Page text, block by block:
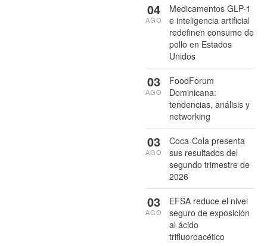
Medicamentos GLP-1
e inteligencia artificial
redefinen consumo de
pollo en Estados
Unidos
04
AGO
FoodForum
Dominicana:
tendencias, análisis y
networking
03
AGO
Coca-Cola presenta
sus resultados del
segundo trimestre de
2026
03
AGO
EFSA reduce el nivel
seguro de exposición
al ácido
trifluoroacético
03
AGO